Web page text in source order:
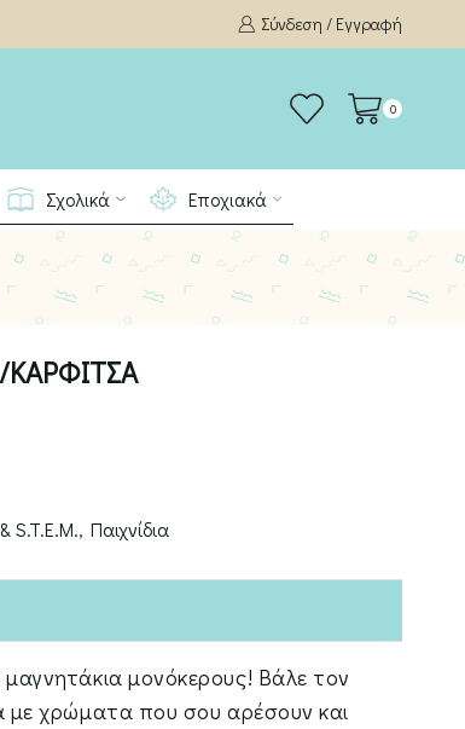
Σύνδεση / Εγγραφή
0
Σχολικά Εποχιακά
S.T.E.M., Παιχνίδια
μονόκερους! Βάλε τον
χρώματα που σου αρέσουν και